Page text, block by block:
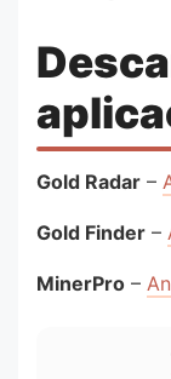
Gold Radar –
Gold Finder –
MinerPro –